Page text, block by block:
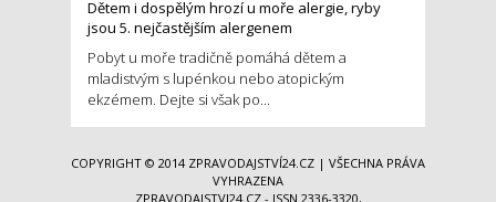
Dětem i dospělým hrozí u moře alergie, ryby
jsou 5. nejčastějším alergenem
Pobyt u moře tradičně pomáhá dětem a
mladistvým s lupénkou nebo atopickým
ekzémem. Dejte si však po...
COPYRIGHT © 2014 ZPRAVODAJSTVÍ24.CZ | VŠECHNA PRÁVA
VYHRAZENA
ZPRAVODAJSTVI24.CZ - ISSN 2336-3320,